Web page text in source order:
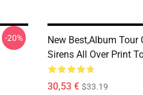
-20%
New Best,album Tour
Sirens All Over Print
30,53 € $33.19